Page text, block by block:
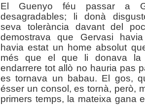
El Guenyo féu passar a
desagradables; li donà
seva tolerància davant del
demostrava que Gervasi
havia estat un home absolut
més que el que li donava la
endarrere tot allò no hauria pas
es tornava un babau. El gos,
ésser un consol, es tornà, però,
primers temps, la mateixa gana